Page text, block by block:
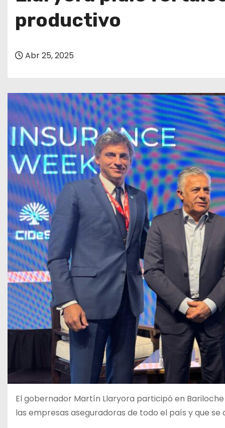
productivo
Abr 25, 2025
El gobernador Martín Llaryora participó en
las empresas aseguradoras de todo el país y que